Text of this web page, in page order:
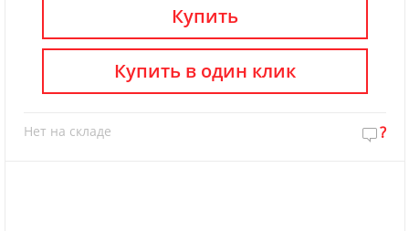
Купить
Нет на складе ?
Купить в один клик